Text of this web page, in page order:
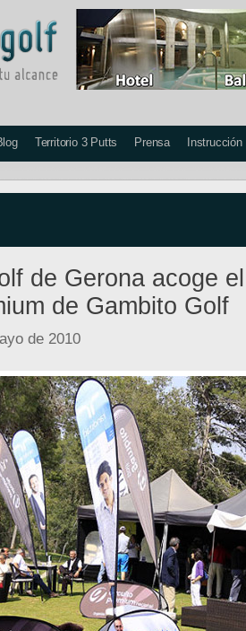
Territorio 3 Putts Prensa Instrucción
de Gerona acoge el
de Gambito Golf
de 2010